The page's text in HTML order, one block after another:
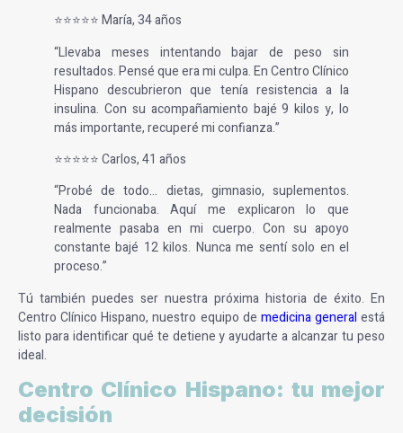
⭐⭐⭐⭐⭐ María, 34 años
“Llevaba meses intentando bajar de peso sin
resultados. Pensé que era mi culpa. En Centro Clínico
Hispano descubrieron que tenía resistencia a la
insulina. Con su acompañamiento bajé 9 kilos y, lo
más importante, recuperé mi confianza.”
⭐⭐⭐⭐⭐ Carlos, 41 años
“Probé de todo… dietas, gimnasio, suplementos.
Nada funcionaba. Aquí me explicaron lo que
realmente pasaba en mi cuerpo. Con su apoyo
constante bajé 12 kilos. Nunca me sentí solo en el
proceso.”
Tú también puedes ser nuestra próxima historia de éxito. En
Centro Clínico Hispano, nuestro equipo de medicina general está
listo para identificar qué te detiene y ayudarte a alcanzar tu peso
ideal.
Centro Clínico Hispano: tu mejor
decisión